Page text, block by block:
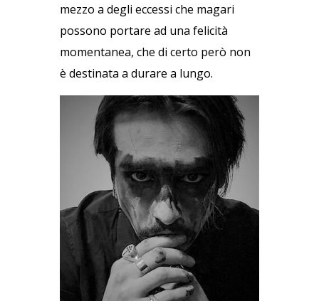
mezzo a degli eccessi che magari
possono portare ad una felicità
momentanea, che di certo però non
è destinata a durare a lungo.